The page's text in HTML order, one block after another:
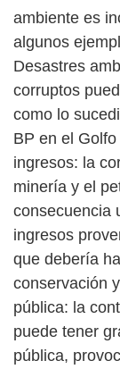
ambiente es
algunos
Desastres
corruptos
como lo
BP en el
ingresos: la
minería y el
consecuencia
ingresos
que debería
conservación
pública: la
puede tener
pública,